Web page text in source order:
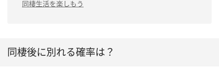
同棲生活を楽しもう
同棲後に別れる確率は？